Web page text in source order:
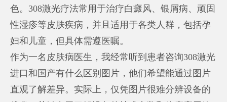
色。308激光疗法常用于治疗白癜风、银屑病、顽固
性湿疹等皮肤疾病，并且适用于各类人群，包括孕
妇和儿童，但具体需遵医嘱。
作为一名皮肤病医生，我经常听到患者咨询308激光
进口和国产有什么区别图片，他们希望能通过图片
直观了解差异。实际上，仅凭图片很难分辨设备的